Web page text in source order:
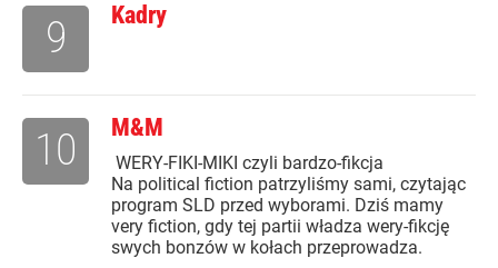
Kadry
9
M&M
WERY-FIKI-MIKI czyli bardzo-fikcja
Na political fiction patrzyliśmy sami, czytając
program SLD przed wyborami. Dziś mamy
very fiction, gdy tej partii władza wery-fikcję
swych bonzów w kołach przeprowadza.
10